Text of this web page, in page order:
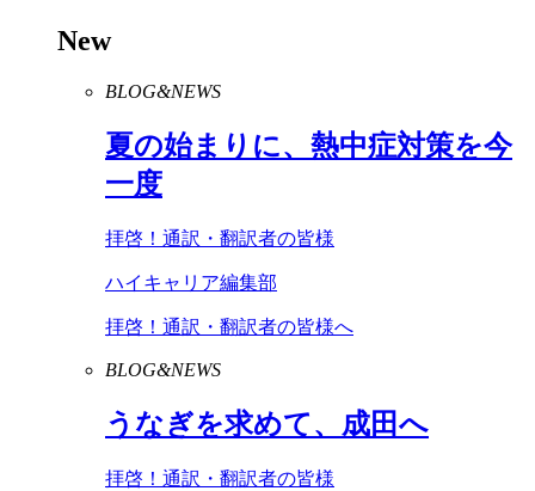
New
BLOG&NEWS
夏の始まりに、熱中症対策を今
一度
拝啓！通訳・翻訳者の皆様
ハイキャリア編集部
拝啓！通訳・翻訳者の皆様へ
BLOG&NEWS
うなぎを求めて、成田へ
拝啓！通訳・翻訳者の皆様